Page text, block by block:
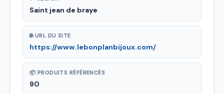
Saint jean de braye
🌐 URL DU SITE
https://www.lebonplanbijoux.com/
📦 PRODUITS RÉFÉRENCÉS
90